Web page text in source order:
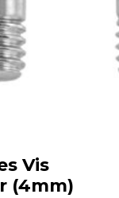
Vis
(4mm)